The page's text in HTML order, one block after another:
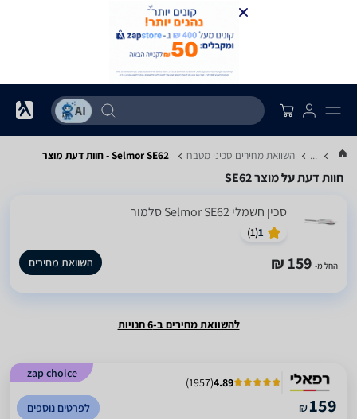
... השוואת מחירים סכיני מטבח Selmor SE62 - חוות דעת מוצר
חוות דעת על מוצר SE62
‏סכין חשמלי Selmor SE62 סלמור
1
(
1
)
החל מ- 159 ₪ השוואת מחירים
להשוואת מחירים ב-6 חנויות
zap choice
4.89
(
1957
)
₪159 לפרטים נוספים